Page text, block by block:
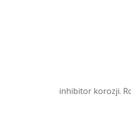
inhibitor korozji.